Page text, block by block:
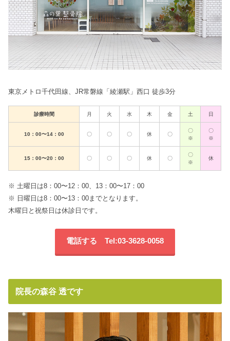
東京メトロ千代田線、JR常磐線「綾瀬駅」西口 徒歩3分
診療時間 月 火 水 木 金 土 日
10：00〜14：00 〇 〇 〇 休 〇
〇
※
〇
※
15：00〜20：00 〇 〇 〇 休 〇
〇
※
休
※ 土曜日は8：00〜12：00、13：00〜17：00
※ 日曜日は8：00〜13：00までとなります。
木曜日と祝祭日は休診日です。
電話する Tel:03-3628-0058
院長の森谷 透です